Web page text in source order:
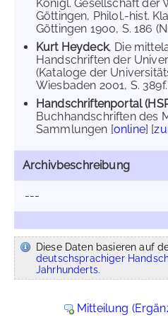
Königl. Gesellschaft der
Göttingen, Philol.-hist.
Göttingen 1900, S. 186
Kurt Heydeck, Die
Handschriften der
(Kataloge der
Wiesbaden 2001, S.
Handschriftenportal
Buchhandschriften des
Sammlungen [online] [
Archivbeschreibung
---
Diese Daten basieren auf
deutschsprachiger
Jahrhunderts.
Mitteilung